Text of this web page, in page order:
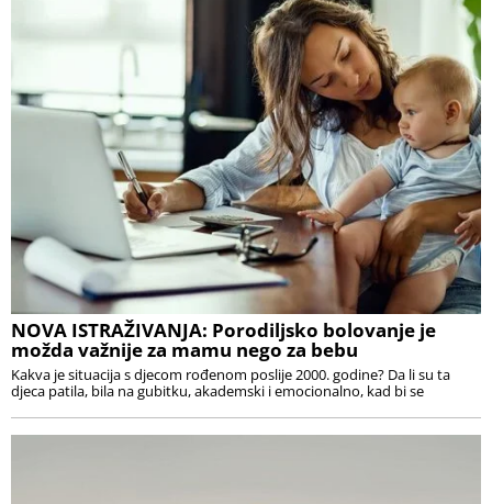
NOVA ISTRAŽIVANJA: Porodiljsko bolovanje je
možda važnije za mamu nego za bebu
Kakva je situacija s djecom rođenom poslije 2000. godine? Da li su ta
djeca patila, bila na gubitku, akademski i emocionalno, kad bi se